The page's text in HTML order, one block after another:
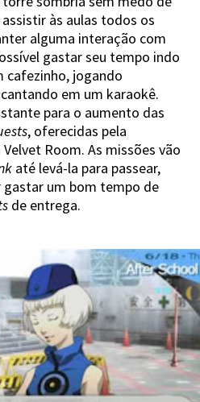
às aulas todos os
alguma interação com
gastar seu tempo indo
cafezinho, jogando
em um karaokê.
para o aumento das
, oferecidas pela
Room. As missões vão
até levá-la para passear,
gastar um bom tempo de
de entrega.